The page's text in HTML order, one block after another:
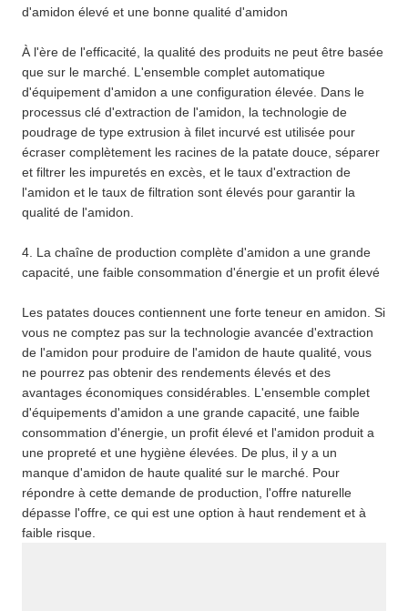
d'amidon élevé et une bonne qualité d'amidon
À l'ère de l'efficacité, la qualité des produits ne peut être basée
que sur le marché. L'ensemble complet automatique
d'équipement d'amidon a une configuration élevée. Dans le
processus clé d'extraction de l'amidon, la technologie de
poudrage de type extrusion à filet incurvé est utilisée pour
écraser complètement les racines de la patate douce, séparer
et filtrer les impuretés en excès, et le taux d'extraction de
l'amidon et le taux de filtration sont élevés pour garantir la
qualité de l'amidon.
4. La chaîne de production complète d'amidon a une grande
capacité, une faible consommation d'énergie et un profit élevé
Les patates douces contiennent une forte teneur en amidon. Si
vous ne comptez pas sur la technologie avancée d'extraction
de l'amidon pour produire de l'amidon de haute qualité, vous
ne pourrez pas obtenir des rendements élevés et des
avantages économiques considérables. L'ensemble complet
d'équipements d'amidon a une grande capacité, une faible
consommation d'énergie, un profit élevé et l'amidon produit a
une propreté et une hygiène élevées. De plus, il y a un
manque d'amidon de haute qualité sur le marché. Pour
répondre à cette demande de production, l'offre naturelle
dépasse l'offre, ce qui est une option à haut rendement et à
faible risque.